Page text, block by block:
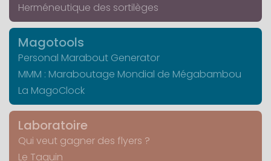
Herméneutique des sortilèges
Magotools
Personal Marabout Generator
MMM : Maraboutage Mondial de Mégabambou
La MagoClock
Laboratoire
Qui veut gagner des flyers ?
Le Taquin